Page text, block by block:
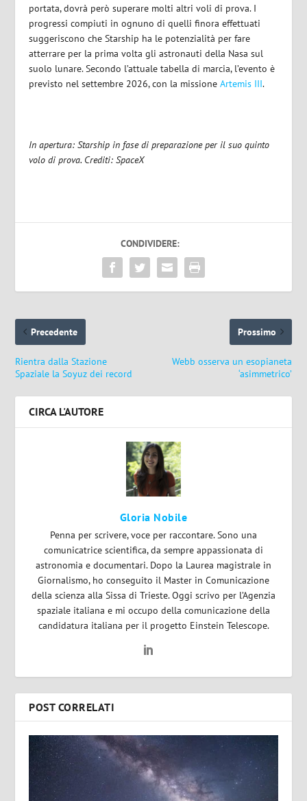
portata, dovrà però superare molti altri voli di prova. I
progressi compiuti in ognuno di quelli finora effettuati
suggeriscono che Starship ha le potenzialità per fare
atterrare per la prima volta gli astronauti della Nasa sul
suolo lunare. Secondo l’attuale tabella di marcia, l’evento è
previsto nel settembre 2026, con la missioneArtemis III.
In apertura: Starship in fase di preparazione per il suo quinto
volo di prova. Crediti: SpaceX
CONDIVIDERE:
Precedente
Rientra dalla Stazione
Spaziale la Soyuz dei record
Prossimo
Webb osserva un esopianeta
‘asimmetrico’
CIRCA L'AUTORE
Gloria Nobile
Penna per scrivere, voce per raccontare. Sono una
comunicatrice scientifica, da sempre appassionata di
astronomia e documentari. Dopo la Laurea magistrale in
Giornalismo, ho conseguito il Master in Comunicazione
della scienza alla Sissa di Trieste. Oggi scrivo per l’Agenzia
spaziale italiana e mi occupo della comunicazione della
candidatura italiana per il progetto Einstein Telescope.
POST CORRELATI